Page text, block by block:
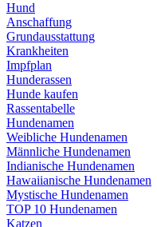
Hund
Anschaffung
Grundausstattung
Krankheiten
Impfplan
Hunderassen
Hunde kaufen
Rassentabelle
Hundenamen
Weibliche Hundenamen
Männliche Hundenamen
Indianische Hundenamen
Hawaiianische Hundenamen
Mystische Hundenamen
TOP 10 Hundenamen
Katzen